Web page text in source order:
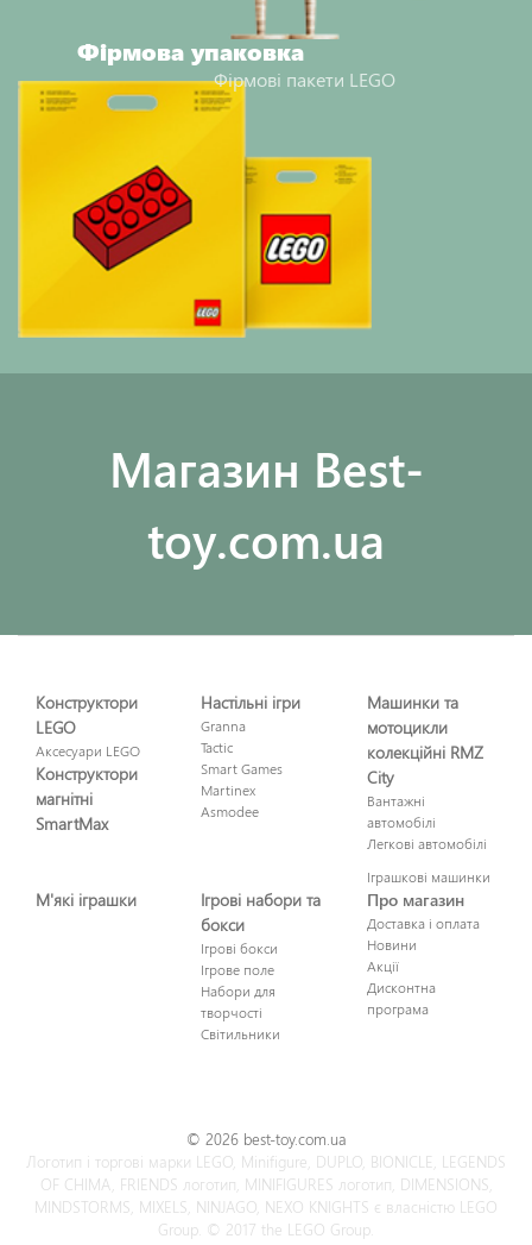
Фірмова упаковка
Фірмові пакети LEGO
Maгазин Best-
toy.com.ua
Конструктори
LEGO
Аксесуари LEGO
Конструктори
магнітні
SmartMax
Настільні ігри
Granna
Tactic
Smart Games
Martinex
Asmodee
Машинки та
мотоцикли
колекційні RMZ
City
Вантажні
автомобілі
Легкові автомобілі
Іграшкові машинки
М'які іграшки
Ігрові набори та
бокси
Ігрові бокси
Ігрове поле
Набори для
творчості
Світильники
Про магазин
Доставка і оплата
Новини
Акції
Дисконтна
програма
© 2026 best-toy.com.ua
Логотип і торгові марки LEGO, Minifigure, DUPLO, BIONICLE, LEGENDS
OF CHIMA, FRIENDS логотип, MINIFIGURES логотип, DIMENSIONS,
MINDSTORMS, MIXELS, NINJAGO, NEXO KNIGHTS є власністю LEGO
Group. © 2017 the LEGO Group.